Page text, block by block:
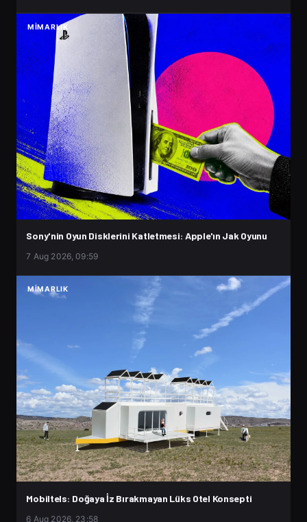
MIMARLIK
Sony'nin Oyun Disklerini Katletmesi: Apple'ın Jak Oyunu
7 Aug 2026, 09:59
MIMARLIK
Mobiltels: Doğaya İz Bırakmayan Lüks Otel Konsepti
6 Aug 2026, 23:58